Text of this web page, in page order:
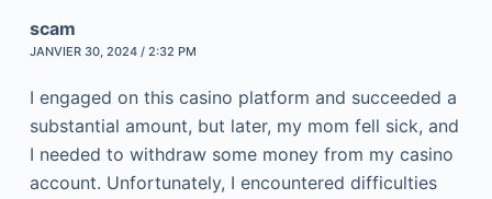
scam
JANVIER 30, 2024 / 2:32 PM
I engaged on this casino platform and succeeded a
substantial amount, but later, my mom fell sick, and
I needed to withdraw some money from my casino
account. Unfortunately, I encountered difficulties